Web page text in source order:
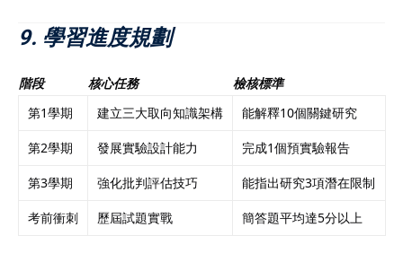
9. 學習進度規劃
階段 核心任務
檢核標準
第1學期
建立三大取向知識架構 能解釋10個關鍵研究
第2學期 發展實驗設計能力 完成1個預實驗報告
第3學期 強化批判評估技巧 能指出研究3項潛在限制
考前衝刺 歷屆試題實戰 簡答題平均達5分以上